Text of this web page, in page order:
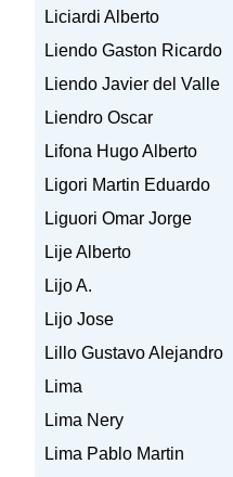
Liciardi Alberto
Liendo Gaston Ricardo
Liendo Javier del Valle
Liendro Oscar
Lifona Hugo Alberto
Ligori Martin Eduardo
Liguori Omar Jorge
Lije Alberto
Lijo A.
Lijo Jose
Lillo Gustavo Alejandro
Lima
Lima Nery
Lima Pablo Martin